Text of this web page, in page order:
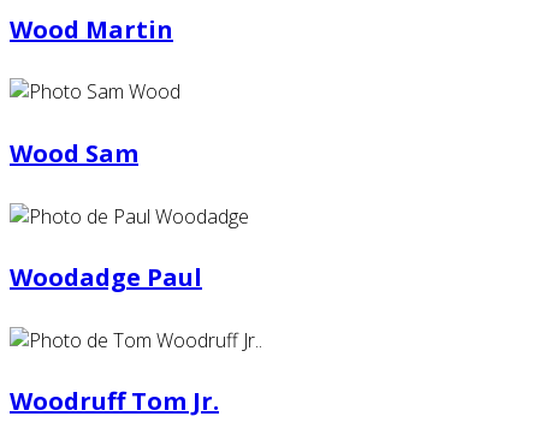
Wood Martin
Wood Sam
Woodadge Paul
Woodruff Tom Jr.